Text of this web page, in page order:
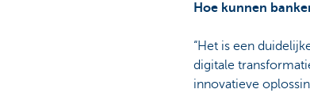
Hoe kunnen
“Het is een
digitale
innovatieve